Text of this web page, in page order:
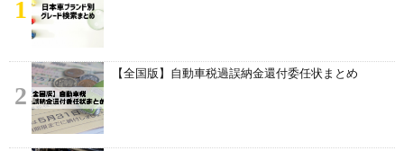
1
2
【全国版】自動車税過誤納金還付委任状まとめ